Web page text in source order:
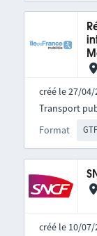
créé le 27/04/
Format
Transport
créé le 10/07/